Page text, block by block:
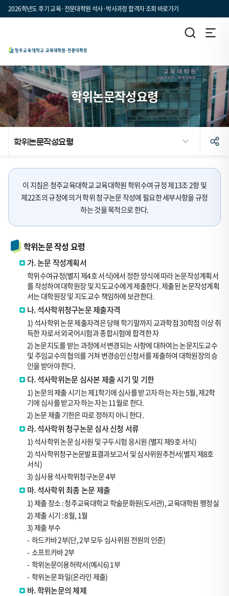
2026학년도 후기 교육·전문대학원 석사·박사과정 합격자 조회 바로가기
학위논문작성요령
학위논문작성요령
이 지침은 청주교육대학교 교육대학원 학위수여 규정 제13조 2항 및
제22조의 규정에 의거 학위 청구논문 작성에 필요한 세부사항을 규정
하는 것을 목적으로 한다.
학위논문 작성 요령
가. 논문 작성계획서
학위수여규정(별지 제4호 서식)에서 정한 양식에 따라 논문작성계획서
를 작성하여 대학원장 및 지도교수에게 제출한다. 제출된 논문작성계획
서는 대학원장 및 지도교수 책임하에 보관한다.
나. 석사학위청구논문 제출자격
1) 석사학위 논문 제출자격은 당해 학기말까지 교과학점 30학점 이상 취
득한 자로서 외국어시험과 종합시험에 합격한 자
2) 논문지도를 받는 과정에서 변경되는 사항에 대하여는 논문지도교수
및 주임교수의 협의를 거쳐 변경승인신청서를 제출하여 대학원장의 승
인을 받아야 한다.
다. 석사학위논문 심사본 제출 시기 및 기한
1) 논문의 제출 시기는 제1학기에 심사를 받고자 하는 자는 5월, 제2학
기에 심사를 받고자 하는 자는 11월로 한다.
2) 논문 제출 기한은 따로 정하지 아니 한다.
라. 석사학위 청구논문 심사 신청 서류
1) 석사학위 논문 심사원 및 구두시험 응시원 (별지 제9호 서식)
2) 석사학위청구논문발표결과보고서 및 심사위원추천서(별지 제8호
서식)
3) 심사용 석사학위청구논문 4부
마. 석사학위 최종 논문 제출
1) 제출 장소 : 청주교육대학교 학술문화원(도서관), 교육대학원 행정실
2) 제출 시기 : 8월, 1월
3) 제출 부수
-하드카바 2부(단, 2부 모두 심사위원 전원의 인준)
-소프트카바 2부
-학위논문이용허락서(예시6) 1부
-학위논문 파일(온라인 제출)
바. 학위논문의 체제